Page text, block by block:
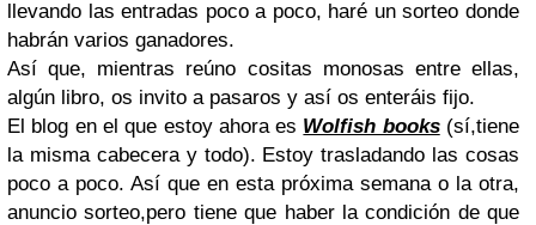
llevando las entradas poco a poco, haré un sorteo donde
habrán varios ganadores.
Así que, mientras reúno cositas monosas entre ellas,
algún libro, os invito a pasaros y así os enteráis fijo.
El blog en el que estoy ahora es Wolfish books (sí,tiene
la misma cabecera y todo). Estoy trasladando las cosas
poco a poco. Así que en esta próxima semana o la otra,
anuncio sorteo,pero tiene que haber la condición de que